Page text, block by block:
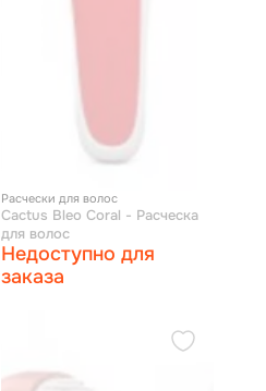
Расчески для волос
Cactus Bleo Coral - Расческа
для волос
Недоступно для
заказа